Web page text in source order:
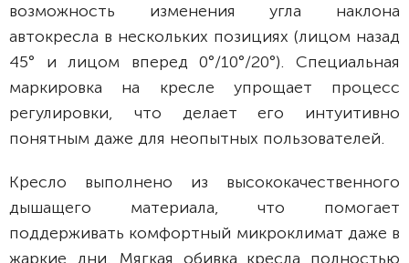
возможность изменения угла наклона
автокресла в нескольких позициях (лицом назад
45° и лицом вперед 0°/10°/20°). Специальная
маркировка на кресле упрощает процесс
регулировки, что делает его интуитивно
понятным даже для неопытных пользователей.
Кресло выполнено из высококачественного
дышащего материала, что помогает
поддерживать комфортный микроклимат даже в
жаркие дни. Мягкая обивка кресла полностью